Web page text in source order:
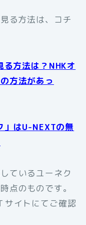
る方法は、コチ
る方法は？NHKオ
方法があっ
」はU-NEXTの無
ているユーネク
点のものです。
サイトにてご確認